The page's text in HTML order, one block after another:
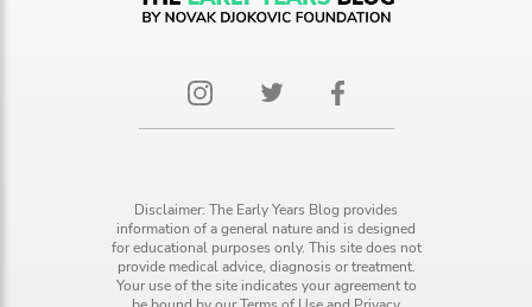
Disclaimer: The Early Years Blog provides
information of a general nature and is designed
for educational purposes only. This site does not
provide medical advice, diagnosis or treatment.
Your use of the site indicates your agreement to